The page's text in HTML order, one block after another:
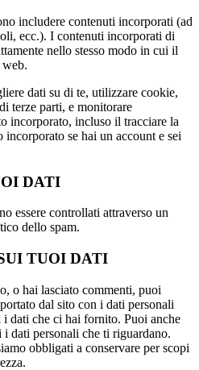
includere contenuti incorporati (ad
ecc.). I contenuti incorporati di
nello stesso modo in cui il
web.
dati su di te, utilizzare cookie,
terze parti, e monitorare
incorporato, incluso il tracciare la
se hai un account e sei
DATI
essere controllati attraverso un
dello spam.
TUOI DATI
o hai lasciato commenti, puoi
dal sito con i dati personali
i dati che ci hai fornito. Puoi anche
dati personali che ti riguardano.
obbligati a conservare per scopi